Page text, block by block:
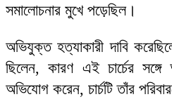
সমালোচনার মুখে পড়েছিল।
অভিযুক্ত হত্যাকারী দাবি
ছিলেন, কারণ এই চার্চের
অভিযোগ করেন, চার্চটি তাঁর